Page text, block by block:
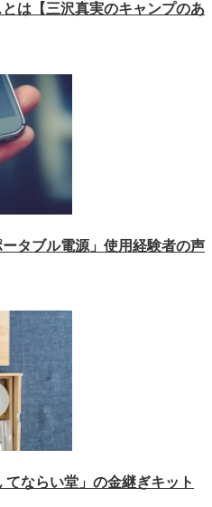
は【三沢真実のキャンプのあ
タブル電源」使用経験者の声
ならい堂」の金継ぎキット